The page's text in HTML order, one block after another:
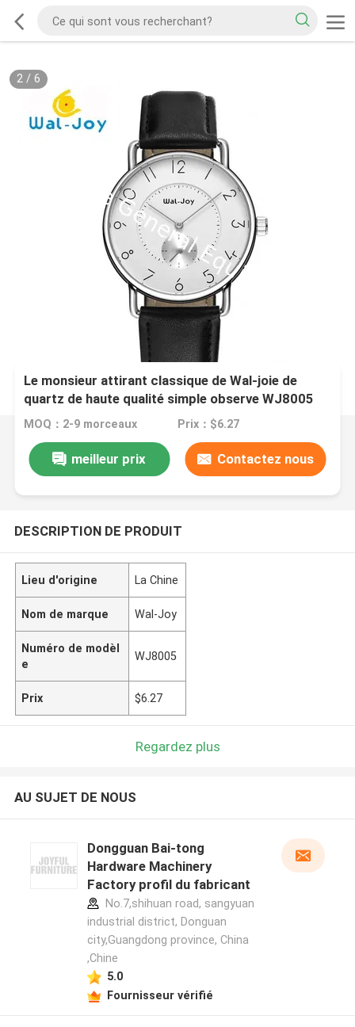
2/ 6
Le monsieur attirant classique de Wal-joie de
quartz de haute qualité simple observe WJ8005
MOQ：2-9 morceaux Prix：$6.27
meilleur prix Contactez nous
DESCRIPTION DE PRODUIT
Lieu d'origine La Chine
Nom de marque Wal-Joy
Numéro de modèl
e
WJ8005
Prix $6.27
Regardez plus
AU SUJET DE NOUS
Dongguan Bai-tong
Hardware Machinery
Factory profil du fabricant
No.7,shihuan road, sangyuan
industrial district, Donguan
city,Guangdong province, China
,Chine
5.0
Fournisseur vérifié